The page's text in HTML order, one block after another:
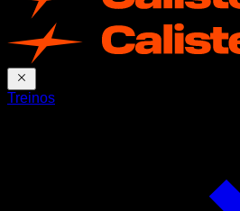
Treinos